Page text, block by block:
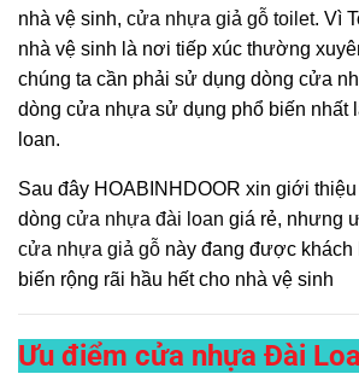
nhà vệ sinh, cửa nhựa giả gỗ toilet. Vì
nhà vệ sinh là nơi tiếp xúc thường
chúng ta cần phải sử dụng dòng cửa
dòng cửa nhựa sử dụng phổ biến nhất
loan.
Sau đây HOABINHDOOR xin giới
dòng cửa nhựa đài loan giá rẻ, nhưng
cửa nhựa giả gỗ này đang được
biến rộng rãi hầu hết cho nhà vệ sinh
Ưu điểm cửa nhựa Đài